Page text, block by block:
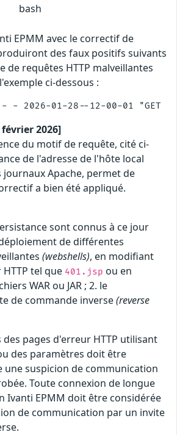
bash
EPMM avec le correctif de
des faux positifs suivants
de requêtes HTTP malveillantes
ci-dessous :
2026]
du motif de requête, cité ci-
de l'adresse de l'hôte local
journaux Apache, permet de
a bien été appliqué.
sont connus à ce jour
de différentes
(webshells), en modifiant
tel que 401.jsp ou en
WAR ou JAR ; 2. le
de commande inverse(reverse
pages d'erreur HTTP utilisant
des paramètres doit être
une suspicion de communication
Toute connexion de longue
Ivanti EPMM doit être considérée
de communication par un invite